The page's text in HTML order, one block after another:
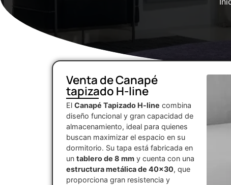
Venta de Canapé
tapizado H-line
El Canapé Tapizado H-line combina
diseño funcional y gran capacidad de
almacenamiento, ideal para quienes
buscan maximizar el espacio en su
dormitorio. Su tapa está fabricada en
un tablero de 8 mm y cuenta con una
estructura metálica de 40×30, que
proporciona gran resistencia y